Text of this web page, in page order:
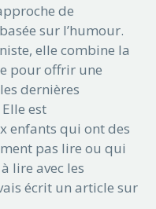
de
sur l’humour.
elle combine la
pour offrir une
dernières
est
enfants qui ont des
pas lire ou qui
lire avec les
écrit un article sur